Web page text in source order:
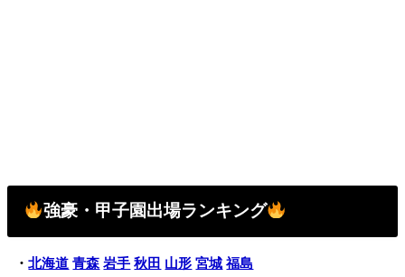
強豪・甲子園出場ランキング
・北海道 青森 岩手 秋田 山形 宮城 福島